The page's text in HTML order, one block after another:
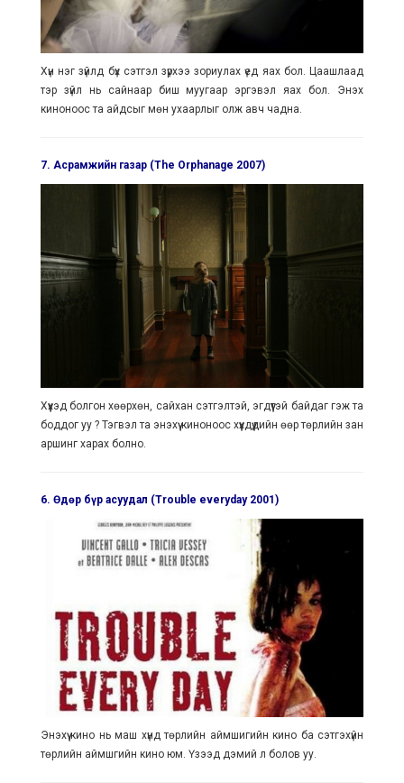
Хүн нэг зүйлд бүх сэтгэл зүрхээ зориулах үед яах бол. Цаашлаад
тэр зүйл нь сайнаар биш муугаар эргэвэл яах бол. Энэхүү
киноноос та айдсыг мөн ухаарлыг олж авч чадна.
7. Асрамжийн газар (The Orphanage 2007)
Хүүхэд болгон хөөрхөн, сайхан сэтгэлтэй, эгдүүтэй байдаг гэж та
боддог уу ? Тэгвэл та энэхүү киноноос хүүхдүүдийн өөр төрлийн зан
аршинг харах болно.
6. Өдөр бүр асуудал (Trouble everyday 2001)
Энэхүү кино нь маш хүнд төрлийн аймшигийн кино ба сэтгэхүйн
төрлийн аймшгийн кино юм. Үзээд дэмий л болов уу.